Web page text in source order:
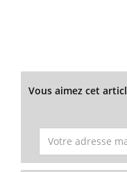
Vous aimez cet